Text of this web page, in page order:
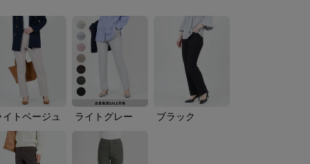
イトベージュ ライトグレー ブラック